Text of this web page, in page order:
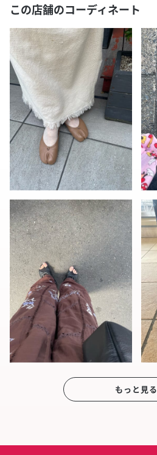
この店舗のコーディネート
もっと見る